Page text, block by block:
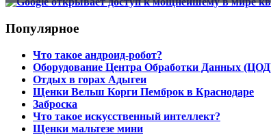
Популярное
Что такое андроид-робот?
Оборудование Центра Обработки Данных
Отдых в горах Адыгеи
Щенки Вельш Корги Пемброк в Краснодаре
Заброска
Что такое искусственный интеллект?
Щенки мальтезе мини